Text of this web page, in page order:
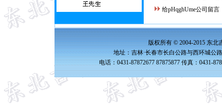
给pHqghUme公司留言
版权所有 © 2004-2015 东北
地址：吉林·长春市长白公路与西环城公
电话：0431-87872677 87875877 传真：0431-